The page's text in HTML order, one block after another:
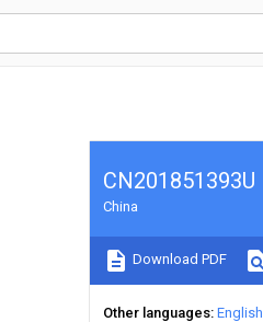
CN201851393U
China
Download PDF
Other languages English